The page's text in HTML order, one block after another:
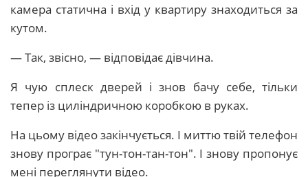
камера статична і вхід у квартиру знаходиться за
кутом.
— Так, звісно, — відповідає дівчина.
Я чую сплеск дверей і знов бачу себе, тільки
тепер із циліндричною коробкою в руках.
На цьому відео закінчується. І миттю твій телефон
знову програє "тун-тон-тан-тон". І знову пропонує
мені переглянути відео.